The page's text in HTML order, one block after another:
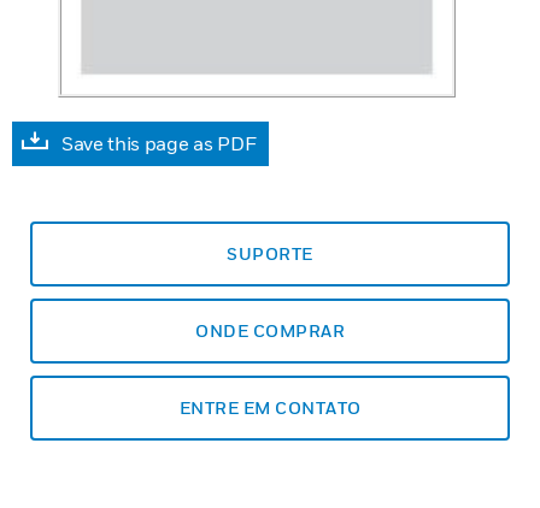
Save this page as PDF
SUPORTE
ONDE COMPRAR
ENTRE EM CONTATO